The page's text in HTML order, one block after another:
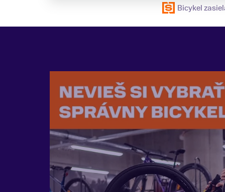
Bicykel